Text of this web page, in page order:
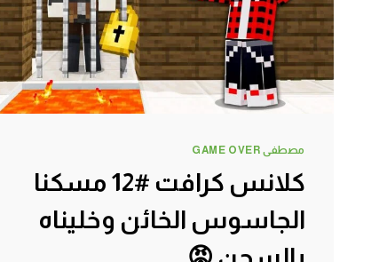
مصطفى GAME OVER
كلانس كرافت #12 مسكنا
الجاسوس الخائن وخليناه